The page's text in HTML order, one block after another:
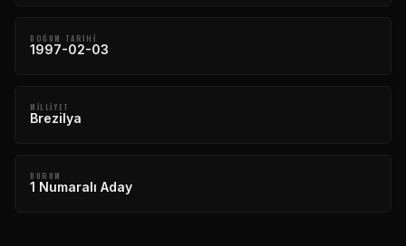
DOĞUM TARIHI
1997-02-03
MILLIYET
Brezilya
DURUM
1 Numaralı Aday